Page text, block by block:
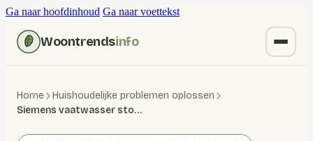
Ga naar hoofdinhoud Ga naar voettekst
Woontrendsinfo
Kruiden vervangen
Home
Huishoudelijke problemen oplossen
Siemens vaatwasser storing? Symbolen uitgelegd